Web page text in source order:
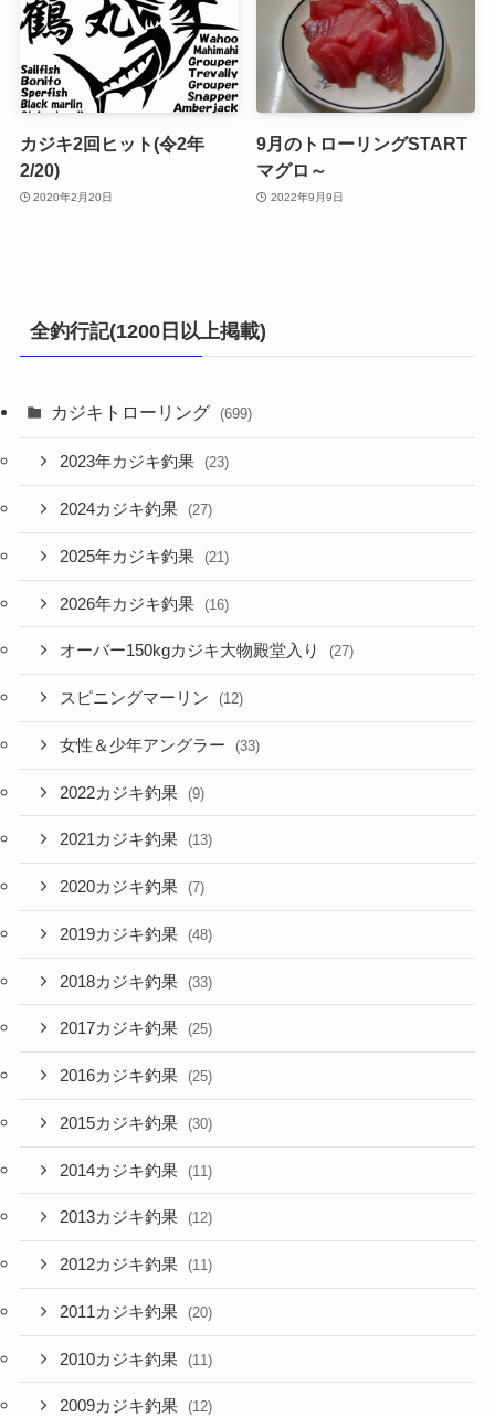
カジキ2回ヒット(令2年
2/20)
2020年2月20日
9月のトローリングSTART
マグロ～
2022年9月9日
全釣行記(1200日以上掲載)
カジキトローリング (699)
2023年カジキ釣果 (23)
2024カジキ釣果 (27)
2025年カジキ釣果 (21)
2026年カジキ釣果 (16)
オーバー150kgカジキ大物殿堂入り (27)
スピニングマーリン (12)
女性＆少年アングラー (33)
2022カジキ釣果 (9)
2021カジキ釣果 (13)
2020カジキ釣果 (7)
2019カジキ釣果 (48)
2018カジキ釣果 (33)
2017カジキ釣果 (25)
2016カジキ釣果 (25)
2015カジキ釣果 (30)
2014カジキ釣果 (11)
2013カジキ釣果 (12)
2012カジキ釣果 (11)
2011カジキ釣果 (20)
2010カジキ釣果 (11)
2009カジキ釣果 (12)